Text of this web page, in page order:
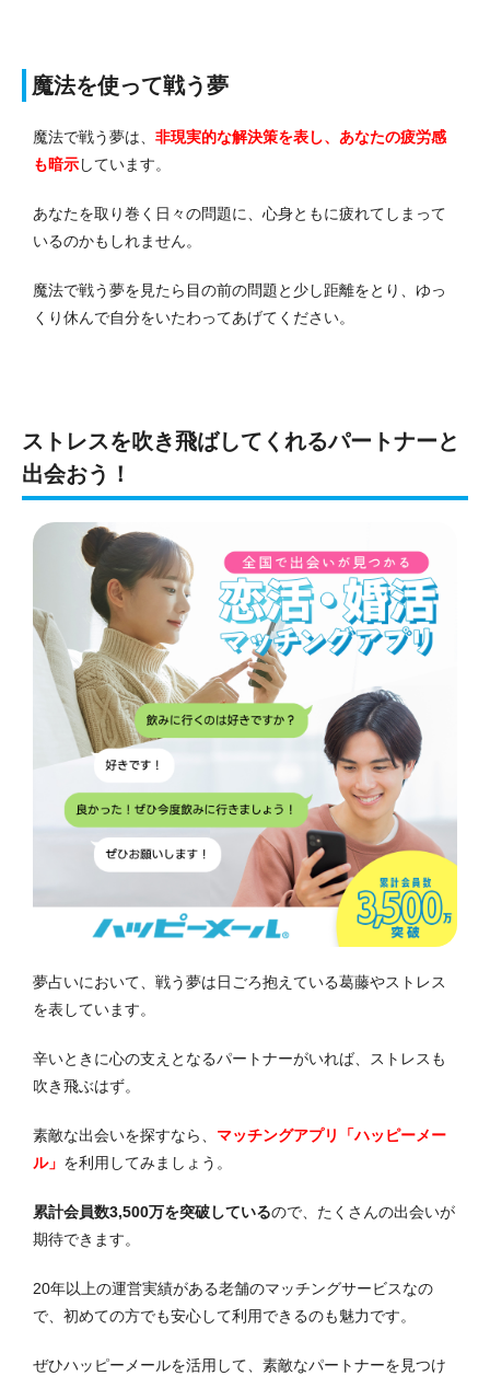
魔法を使って戦う夢
魔法で戦う夢は、 非現実的な解決策を表し、あなたの疲労感
も暗示しています。
あなたを取り巻く日々の問題に、心身ともに疲れてしまって
いるのかもしれません。
魔法で戦う夢を見たら目の前の問題と少し距離をとり、ゆっ
くり休んで自分をいたわってあげてください。
ストレスを吹き飛ばしてくれるパートナーと
出会おう！
夢占いにおいて、戦う夢は日ごろ抱えている葛藤やストレス
を表しています。
辛いときに心の支えとなるパートナーがいれば、ストレスも
吹き飛ぶはず。
素敵な出会いを探すなら、 マッチングアプリ「ハッピーメー
ル」 を利用してみましょう。
累計会員数3,500万を突破しているので、たくさんの出会いが
期待できます。
20年以上の運営実績がある老舗のマッチングサービスなの
で、初めての方でも安心して利用できるのも魅力です。
ぜひハッピーメールを活用して、素敵なパートナーを見つけ